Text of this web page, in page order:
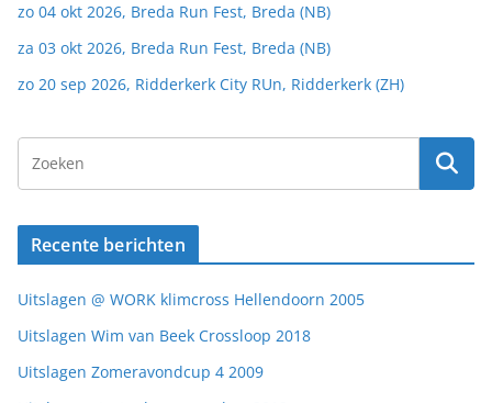
zo 04 okt 2026, Breda Run Fest, Breda (NB)
za 03 okt 2026, Breda Run Fest, Breda (NB)
zo 20 sep 2026, Ridderkerk City RUn, Ridderkerk (ZH)
Recente berichten
Uitslagen @ WORK klimcross Hellendoorn 2005
Uitslagen Wim van Beek Crossloop 2018
Uitslagen Zomeravondcup 4 2009